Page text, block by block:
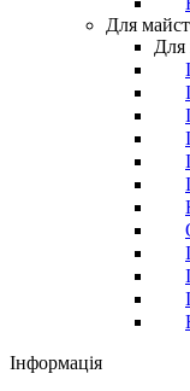
Для
Для
Інформація